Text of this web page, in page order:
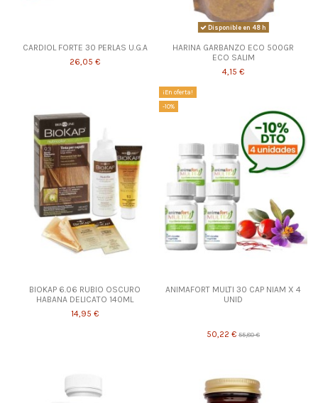
CARDIOL FORTE 30 PERLAS U.G.A
26,05 €
Disponible en 48 h
HARINA GARBANZO ECO 500GR
ECO SALIM
4,15 €
BIOKAP 6.06 RUBIO OSCURO
HABANA DELICATO 140ML
14,95 €
¡En oferta!
-10%
ANIMAFORT MULTI 30 CAP NIAM X 4
UNID
50,22 € 55,80 €